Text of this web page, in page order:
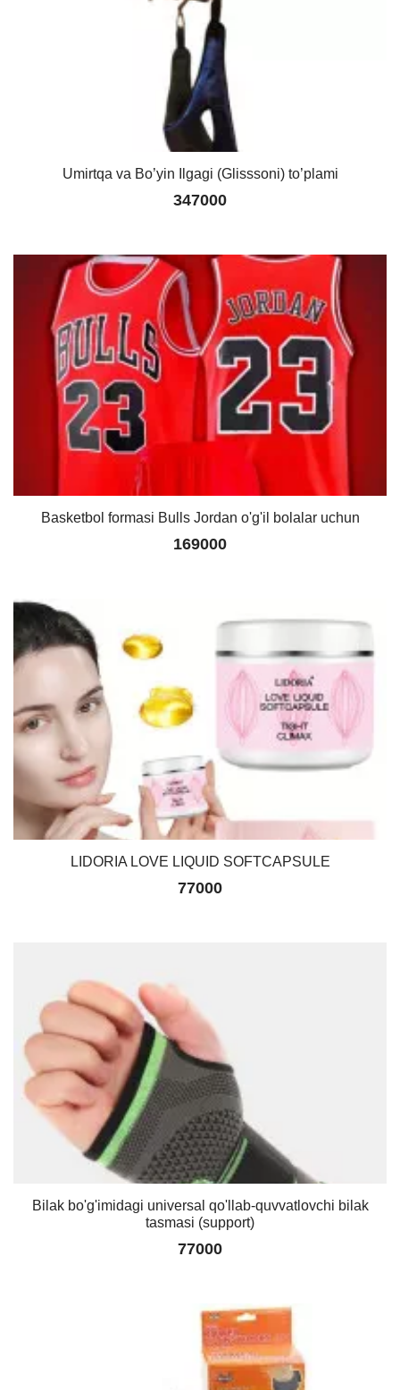
Umirtqa va Bo’yin Ilgagi (Glisssoni) to’plami
347000
Basketbol formasi Bulls Jordan o'g'il bolalar uchun
169000
LIDORIA LOVE LIQUID SOFTCAPSULE
77000
Bilak bo'g'imidagi universal qo'llab-quvvatlovchi bilak
tasmasi (support)
77000